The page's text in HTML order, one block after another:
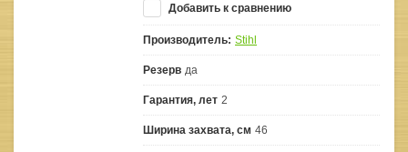
Добавить к сравнению
Производитель: Stihl
Резерв да
Гарантия, лет 2
Ширина захвата, см 46